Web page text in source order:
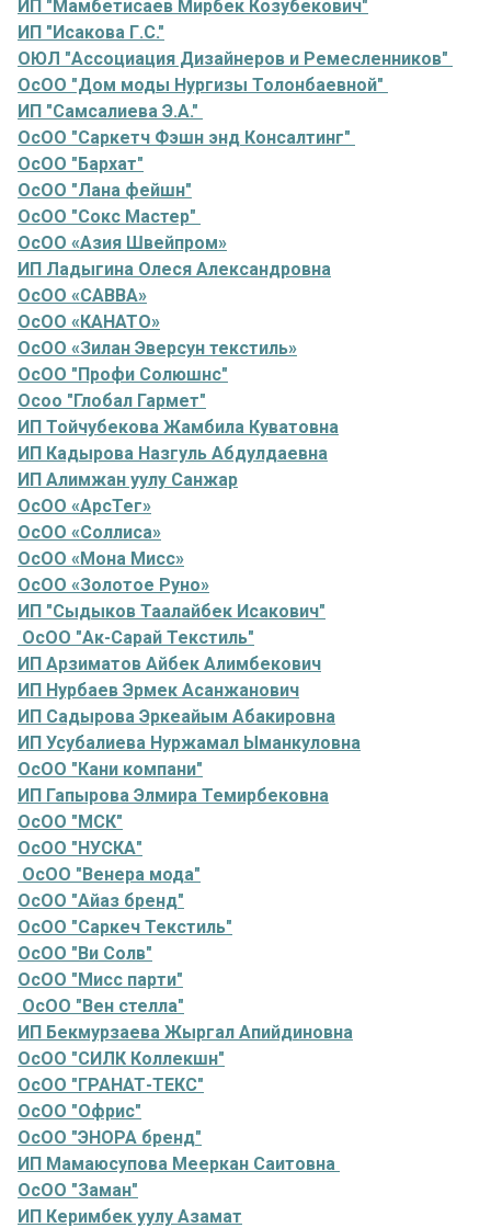
ИП "Мамбетисаев Мирбек Козубекович"
ИП "Исакова Г.С."
ОЮЛ "Ассоциация Дизайнеров и Ремесленников"
ОсОО "Дом моды Нургизы Толонбаевной"
ИП "Самсалиева Э.А."
ОсОО "Саркетч Фэшн энд Консалтинг"
ОсОО "Бархат"
ОсОО "Лана фейшн"
ОсОО "Сокс Мастер"
ОсОО «Азия Швейпром»
ИП Ладыгина Олеся Александровна
ОсОО «САВВА»
ОсОО «КАНАТО»
ОсОО «Зилан Эверсун текстиль»
ОсОО "Профи Солюшнс"
Осоо "Глобал Гармет"
ИП Тойчубекова Жамбила Куватовна
ИП Кадырова Назгуль Абдулдаевна
ИП Алимжан уулу Санжар
ОсОО «АрсТег»
ОсОО «Соллиса»
ОсОО «Мона Мисс»
ОсОО «Золотое Руно»
ИП "Сыдыков Таалайбек Исакович"
ОсОО "Ак-Сарай Текстиль"
ИП Арзиматов Айбек Алимбекович
ИП Нурбаев Эрмек Асанжанович
ИП Садырова Эркеайым Абакировна
ИП Усубалиева Нуржамал Ыманкуловна
ОсОО "Кани компани"
ИП Гапырова Элмира Темирбековна
ОсОО "МСК"
ОсОО "НУСКА"
ОсОО "Венера мода"
ОсОО "Айаз бренд"
ОсОО "Саркеч Текстиль"
ОсОО "Ви Солв"
ОсОО "Мисс парти"
ОсОО "Вен стелла"
ИП Бекмурзаева Жыргал Апийдиновна
ОсОО "СИЛК Коллекшн"
ОсОО "ГРАНАТ-ТЕКС"
ОсОО "Офрис"
ОсОО "ЭНОРА бренд"
ИП Мамаюсупова Мееркан Саитовна
ОсОО "Заман"
ИП Керимбек уулу Азамат